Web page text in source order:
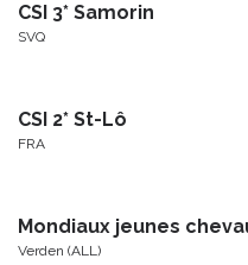
CSI 3* Samorin
SVQ
CSI 2* St-Lô
FRA
Mondiaux jeunes
Verden (ALL)